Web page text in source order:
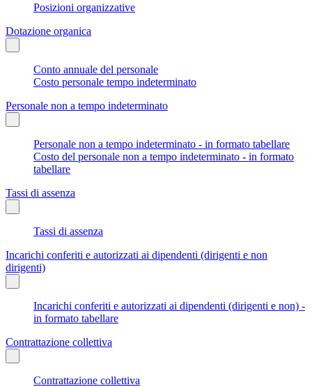
Posizioni organizzative
Dotazione organica
Conto annuale del personale
Costo personale tempo indeterminato
Personale non a tempo indeterminato
Personale non a tempo indeterminato - in formato tabellare
Costo del personale non a tempo indeterminato - in formato
tabellare
Tassi di assenza
Tassi di assenza
Incarichi conferiti e autorizzati ai dipendenti (dirigenti e non
dirigenti)
Incarichi conferiti e autorizzati ai dipendenti (dirigenti e non) -
in formato tabellare
Contrattazione collettiva
Contrattazione collettiva